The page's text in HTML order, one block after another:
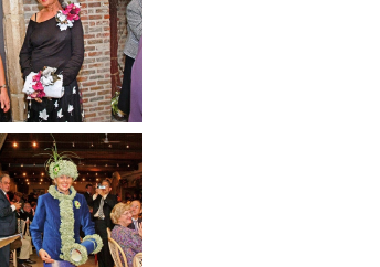
255_l Kortrijk 2 –
Afspraak met
Michael Rankov in
St Petersburg
267_l Spa-Stavelot –
Tatiana